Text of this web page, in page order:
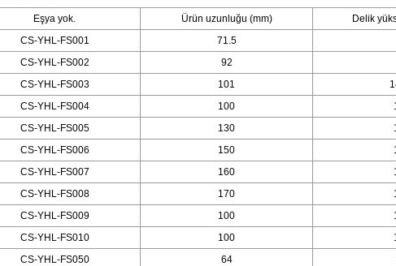
Eşya yok. Ürün uzunluğu (mm) Delik
CS-YHL-FS001
71.5
CS-YHL-FS002
92
CS-YHL-FS003
101
CS-YHL-FS004
100
CS-YHL-FS005
130
CS-YHL-FS006
150
CS-YHL-FS007
160
CS-YHL-FS008
170
CS-YHL-FS009
100
CS-YHL-FS010
100
CS-YHL-FS050
64